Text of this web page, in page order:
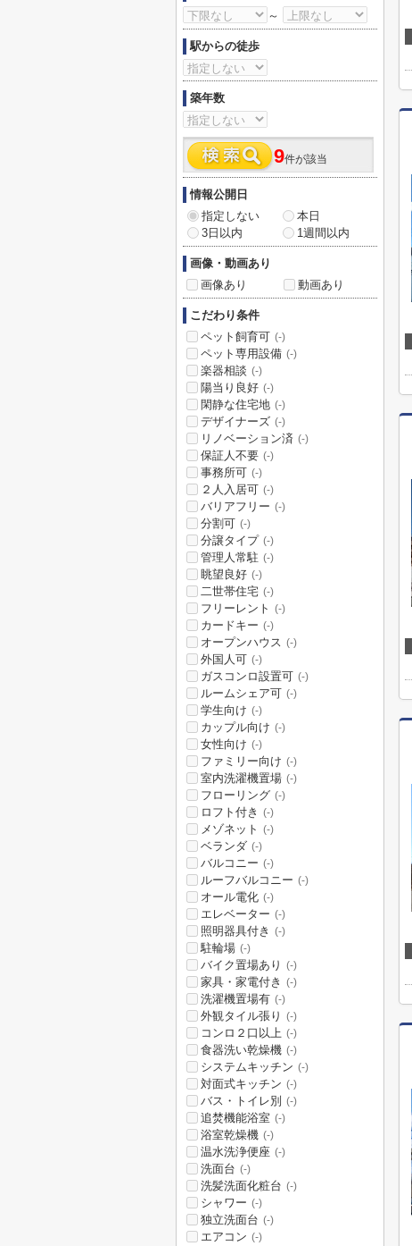
～
駅からの徒歩
築年数
9件が該当
情報公開日
指定しない
本日
3日以内
1週間以内
画像・動画あり
画像あり
動画あり
こだわり条件
ペット飼育可 (-)
ペット専用設備 (-)
楽器相談 (-)
陽当り良好 (-)
閑静な住宅地 (-)
デザイナーズ (-)
リノベーション済 (-)
保証人不要 (-)
事務所可 (-)
２人入居可 (-)
バリアフリー (-)
分割可 (-)
分譲タイプ (-)
管理人常駐 (-)
眺望良好 (-)
二世帯住宅 (-)
フリーレント (-)
カードキー (-)
オープンハウス (-)
外国人可 (-)
ガスコンロ設置可 (-)
ルームシェア可 (-)
学生向け (-)
カップル向け (-)
女性向け (-)
ファミリー向け (-)
室内洗濯機置場 (-)
フローリング (-)
ロフト付き (-)
メゾネット (-)
ベランダ (-)
バルコニー (-)
ルーフバルコニー (-)
オール電化 (-)
エレベーター (-)
照明器具付き (-)
駐輪場 (-)
バイク置場あり (-)
家具・家電付き (-)
洗濯機置場有 (-)
外観タイル張り (-)
コンロ２口以上 (-)
食器洗い乾燥機 (-)
システムキッチン (-)
対面式キッチン (-)
バス・トイレ別 (-)
追焚機能浴室 (-)
浴室乾燥機 (-)
温水洗浄便座 (-)
洗面台 (-)
洗髪洗面化粧台 (-)
シャワー (-)
独立洗面台 (-)
エアコン (-)